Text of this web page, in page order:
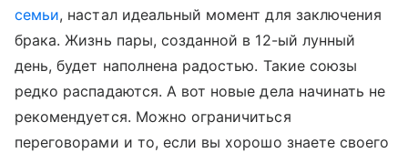
семьи, настал идеальный момент для заключения
брака. Жизнь пары, созданной в 12-ый лунный
день, будет наполнена радостью. Такие союзы
редко распадаются. А вот новые дела начинать не
рекомендуется. Можно ограничиться
переговорами и то, если вы хорошо знаете своего